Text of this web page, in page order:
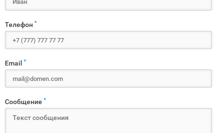
Телефон *
Email *
Сообщение *